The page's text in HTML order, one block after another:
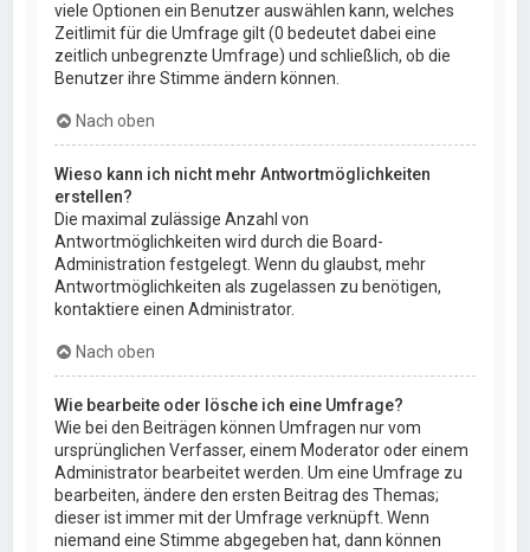
viele Optionen ein Benutzer auswählen kann, welches
Zeitlimit für die Umfrage gilt (0 bedeutet dabei eine
zeitlich unbegrenzte Umfrage) und schließlich, ob die
Benutzer ihre Stimme ändern können.
Nach oben
Wieso kann ich nicht mehr Antwortmöglichkeiten
erstellen?
Die maximal zulässige Anzahl von
Antwortmöglichkeiten wird durch die Board-
Administration festgelegt. Wenn du glaubst, mehr
Antwortmöglichkeiten als zugelassen zu benötigen,
kontaktiere einen Administrator.
Nach oben
Wie bearbeite oder lösche ich eine Umfrage?
Wie bei den Beiträgen können Umfragen nur vom
ursprünglichen Verfasser, einem Moderator oder einem
Administrator bearbeitet werden. Um eine Umfrage zu
bearbeiten, ändere den ersten Beitrag des Themas;
dieser ist immer mit der Umfrage verknüpft. Wenn
niemand eine Stimme abgegeben hat, dann können